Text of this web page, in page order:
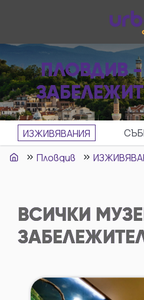
ПЛОВДИВ
ИЗЖИВЯВАНИЯ
Пловдив
ВСИЧКИ